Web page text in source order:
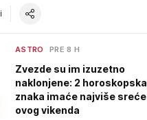
ASTRO PRE 8 H
Zvezde su im izuzetno
naklonjene: 2 horoskopska
znaka imaće najviše sreće
ovog vikenda